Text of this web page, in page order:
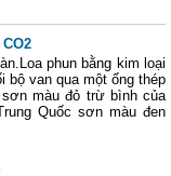
phun bằng kim loại
van qua một ống thép
màu đỏ trừ bình của
Quốc sơn màu đen